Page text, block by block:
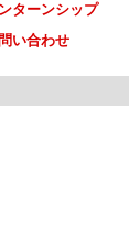
ターンシップ
い合わせ